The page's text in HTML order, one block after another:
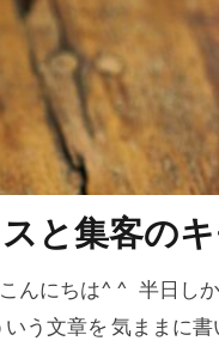
と集客のキ
んにちは^ ^ 半日し
う文章を 気ままに書
る 目標達成
自己変革
検索